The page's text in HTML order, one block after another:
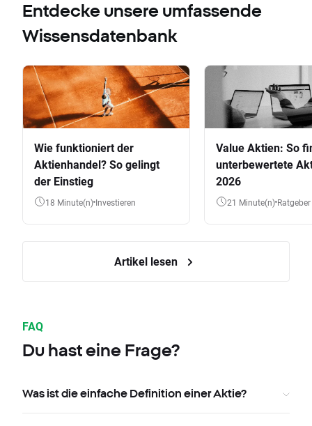
Entdecke unsere umfassende
Wissensdatenbank
Wie funktioniert der
Aktienhandel? So gelingt
der Einstieg
18 Minute(n) Investieren
Value Aktien: So
unterbewertete
2026
21 Minute(n) Ratgeber
Artikel lesen
FAQ
Du hast eine Frage?
Was ist die einfache Definition einer Aktie?